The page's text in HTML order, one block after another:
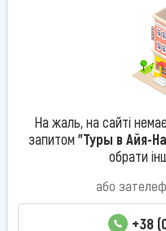
На жаль, на сайті
запитом "Туры в Айя-
обрати
або
+38